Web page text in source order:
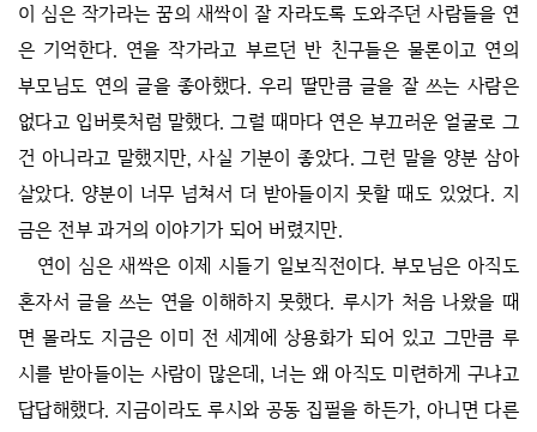
이 심은 작가라는 꿈의 새싹이 잘 자라도록 도와주던 사람들을 연
은 기억한다. 연을 작가라고 부르던 반 친구들은 물론이고 연의
부모님도 연의 글을 좋아했다. 우리 딸만큼 글을 잘 쓰는 사람은
없다고 입버릇처럼 말했다. 그럴 때마다 연은 부끄러운 얼굴로 그
건 아니라고 말했지만, 사실 기분이 좋았다. 그런 말을 양분 삼아
살았다. 양분이 너무 넘쳐서 더 받아들이지 못할 때도 있었다. 지
금은 전부 과거의 이야기가 되어 버렸지만.
연이 심은 새싹은 이제 시들기 일보직전이다. 부모님은 아직도
혼자서 글을 쓰는 연을 이해하지 못했다. 루시가 처음 나왔을 때
면 몰라도 지금은 이미 전 세계에 상용화가 되어 있고 그만큼 루
시를 받아들이는 사람이 많은데, 너는 왜 아직도 미련하게 구냐고
답답해했다. 지금이라도 루시와 공동 집필을 하든가, 아니면 다른